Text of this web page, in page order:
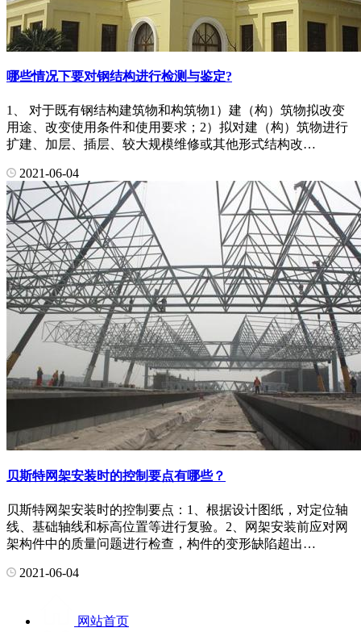
哪些情况下要对钢结构进行检测与鉴定?
1、 对于既有钢结构建筑物和构筑物1）建（构）筑物拟改变
用途、改变使用条件和使用要求；2）拟对建（构）筑物进行
扩建、加层、插层、较大规模维修或其他形式结构改…
2021-06-04
贝斯特网架安装时的控制要点有哪些？
贝斯特网架安装时的控制要点：1、根据设计图纸，对定位轴
线、基础轴线和标高位置等进行复验。2、网架安装前应对网
架构件中的质量问题进行检查，构件的变形缺陷超出…
2021-06-04
网站首页